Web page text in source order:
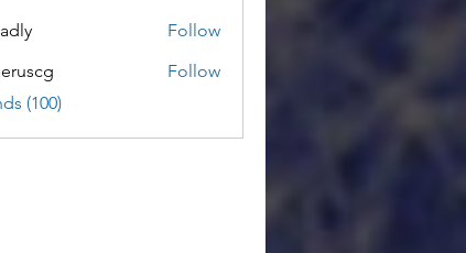
Follow
Follow
(100)